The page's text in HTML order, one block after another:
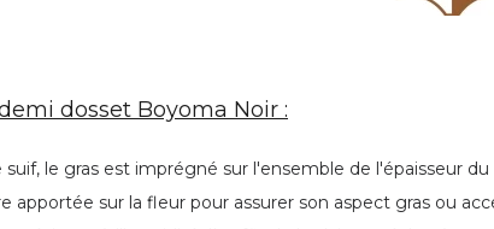
dosset Boyoma Noir :
suif, le gras est imprégné sur l'ensemble de l'épaisseur
sur la fleur pour assurer son aspect gras ou